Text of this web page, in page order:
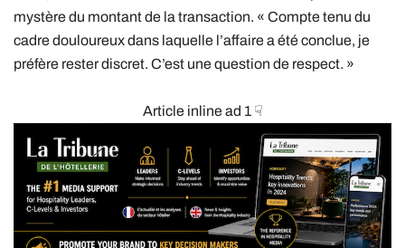
mystère du montant de la transaction. « Compte tenu du
cadre douloureux dans laquelle l’affaire a été conclue, je
préfère rester discret. C’est une question de respect. »
Article inline ad 1 ☟